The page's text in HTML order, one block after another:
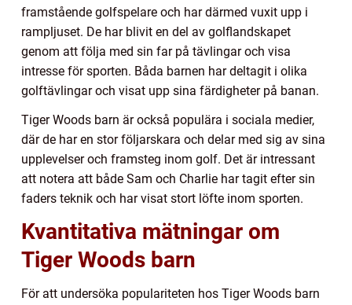
framstående golfspelare och har därmed vuxit upp i
rampljuset. De har blivit en del av golflandskapet
genom att följa med sin far på tävlingar och visa
intresse för sporten. Båda barnen har deltagit i olika
golftävlingar och visat upp sina färdigheter på banan.
Tiger Woods barn är också populära i sociala medier,
där de har en stor följarskara och delar med sig av sina
upplevelser och framsteg inom golf. Det är intressant
att notera att både Sam och Charlie har tagit efter sin
faders teknik och har visat stort löfte inom sporten.
Kvantitativa mätningar om
Tiger Woods barn
För att undersöka populariteten hos Tiger Woods barn